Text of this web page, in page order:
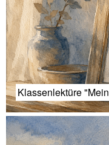
Klassenlektüre